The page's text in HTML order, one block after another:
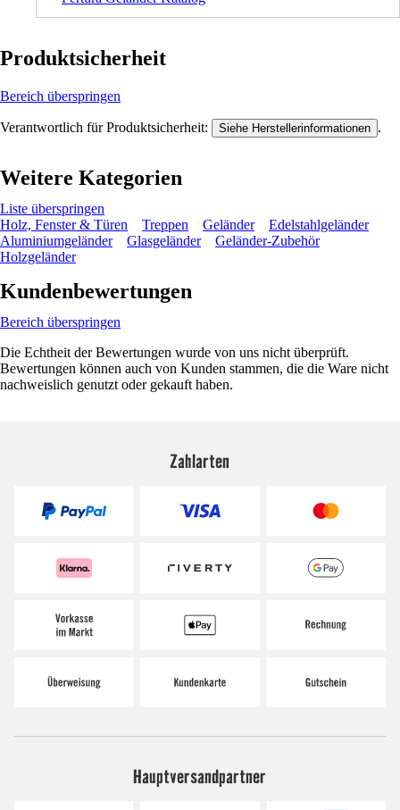
Produktsicherheit
Bereich überspringen
Verantwortlich für Produktsicherheit: Siehe Herstellerinformationen .
Weitere Kategorien
Liste überspringen
Holz, Fenster & Türen
Treppen Geländer
Edelstahlgeländer
Aluminiumgeländer
Glasgeländer
Geländer-Zubehör
Holzgeländer
Kundenbewertungen
Bereich überspringen
Die Echtheit der Bewertungen wurde von uns nicht überprüft.
Bewertungen können auch von Kunden stammen, die die Ware nicht
nachweislich genutzt oder gekauft haben.
Zahlarten
Hauptversandpartner